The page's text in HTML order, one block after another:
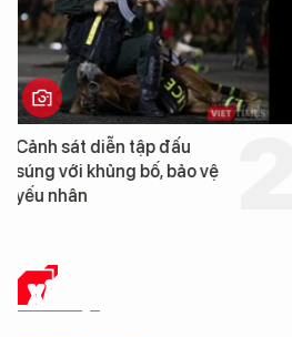
Trung Quốc phát hiện “mỏ
cao su tự nhiên” từ một
loài cỏ dại mọc trên đất
XÃ HỘI